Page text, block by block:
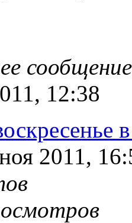
12:38
2011,